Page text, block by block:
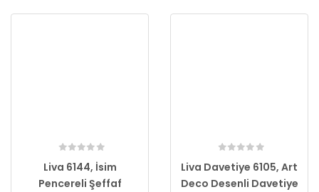
Liva 6144, İsim
Pencereli Şeffaf
Liva Davetiye 6105, Art
Deco Desenli Davetiye